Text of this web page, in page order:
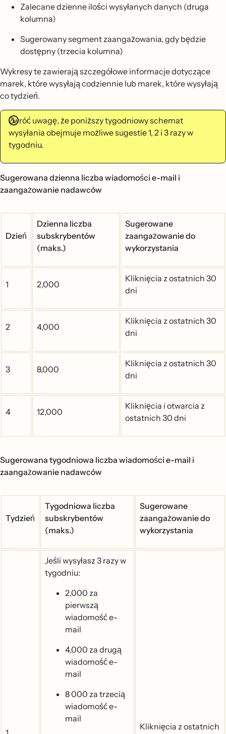
Zalecane dzienne ilości wysyłanych danych (druga
kolumna)
Sugerowany segment zaangażowania, gdy będzie
dostępny (trzecia kolumna)
Wykresy te zawierają szczegółowe informacje dotyczące
marek, które wysyłają codziennie lub marek, które wysyłają
co tydzień.
Zwróć uwagę, że poniższy tygodniowy schemat
wysyłania obejmuje możliwe sugestie 1, 2 i 3 razy w
tygodniu.
Sugerowana dzienna liczba wiadomości e-mail i
zaangażowanie nadawców
Dzień
Dzienna liczba
subskrybentów
(maks.)
Sugerowane
zaangażowanie do
wykorzystania
1 2,000
Kliknięcia z ostatnich 30
dni
2 4,000
Kliknięcia z ostatnich 30
dni
3 8,000
Kliknięcia z ostatnich 30
dni
4 12,000
Kliknięcia i otwarcia z
ostatnich 30 dni
Sugerowana tygodniowa liczba wiadomości e-mail i
zaangażowanie nadawców
Tydzień
Tygodniowa liczba
subskrybentów
(maks.)
Sugerowane
zaangażowanie do
wykorzystania
Jeśli wysyłasz 3 razy w
tygodniu:
2,000 za
pierwszą
wiadomość e-
mail
4,000 za drugą
wiadomość e-
mail
8 000 za trzecią
wiadomość e-
mail
Kliknięcia z ostatnich